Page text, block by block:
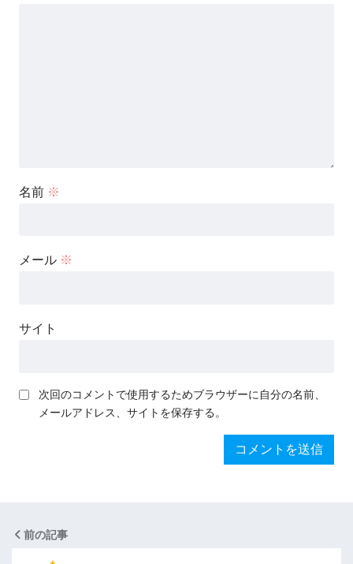
名前 ※
メール ※
サイト
次回のコメントで使用するためブラウザーに自分の名前、
メールアドレス、サイトを保存する。
前の記事